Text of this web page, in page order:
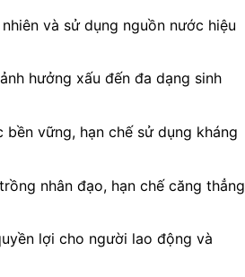
và sử dụng nguồn nước hiệu
hưởng xấu đến đa dạng sinh
vững, hạn chế sử dụng kháng
nhân đạo, hạn chế căng thẳng
lợi cho người lao động và